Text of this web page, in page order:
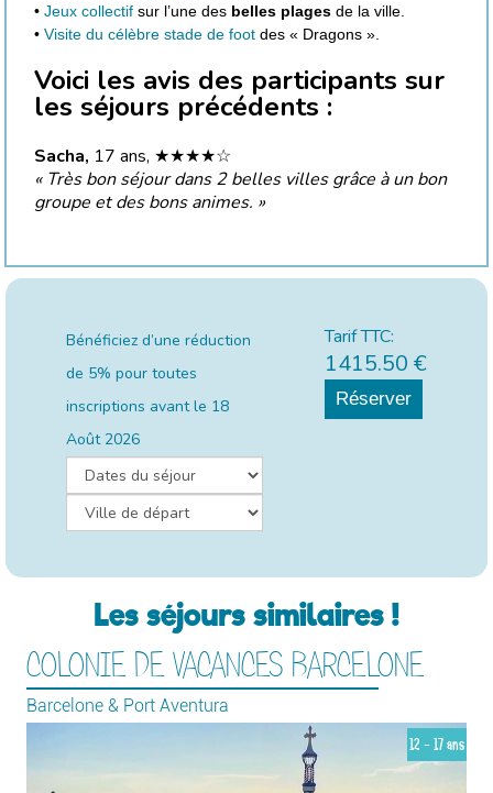
• Jeux collectif sur l’une des belles plages de la ville.
• Visite du célèbre stade de foot des « Dragons ».
Voici les avis des participants sur
les séjours précédents :
Sacha, 17 ans, ★★★★☆
« Très bon séjour dans 2 belles villes grâce à un bon
groupe et des bons animes. »
Bénéficiez d’une réduction
de 5% pour toutes
inscriptions avant le 18
Août 2026
Tarif TTC:
1415.50 €
Réserver
Les séjours similaires !
COLONIE DE VACANCES BARCELONE
Barcelone & Port Aventura
12 - 17 ans